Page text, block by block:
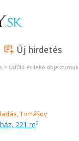
Új hirdetés
> Üdülő és lakó objektumok
221 m2